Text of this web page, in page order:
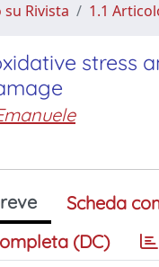
Rivista
1.1
stress
Scheda
(DC)